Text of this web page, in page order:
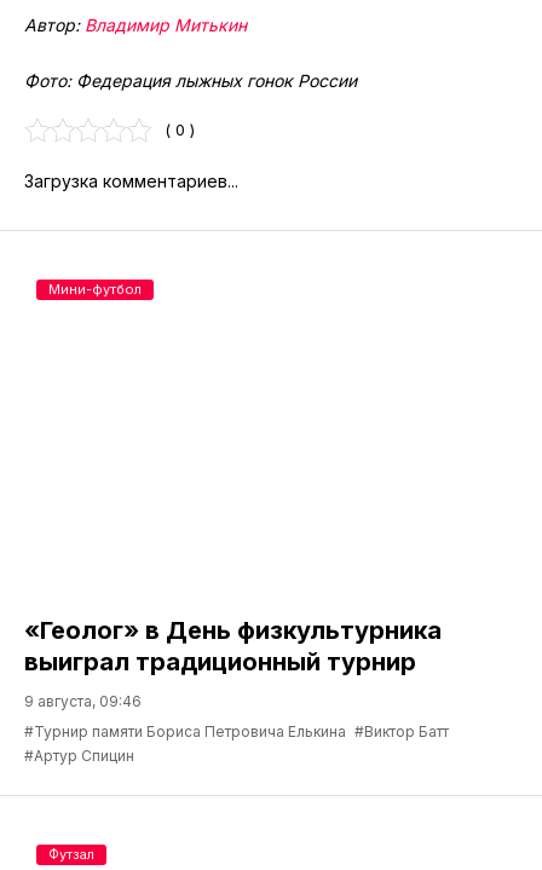
Автор: Владимир Митькин
Фото: Федерация лыжных гонок России
( 0 )
Загрузка комментариев...
«Геолог» в День физкультурника
выиграл традиционный турнир
9 августа, 09:46
#Турнир памяти Бориса Петровича Елькина #Виктор Батт
#Артур Спицин
Мини-футбол
Футзал